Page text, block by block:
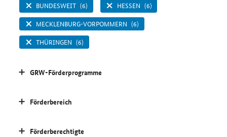
BUNDESWEIT (6) HESSEN (6)
MECKLENBURG-VORPOMMERN (6)
THÜRINGEN (6)
GRW-Förderprogramme
Förderbereich
Förderberechtigte